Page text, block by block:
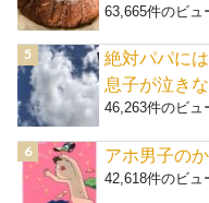
63,665件のビュ
絶対パパに
息子が泣き
46,263件のビュ
アホ男子の
42,618件のビュ